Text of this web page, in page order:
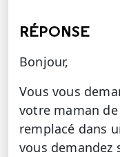
RÉPONSE
Bonjour,
Vous vous
votre maman
remplacé dans
vous demandez